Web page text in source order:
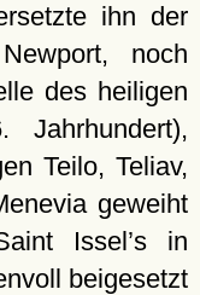
ihn der
noch
des heiligen
Teilo, Teliav,
geweiht
Issel’s in
beigesetzt